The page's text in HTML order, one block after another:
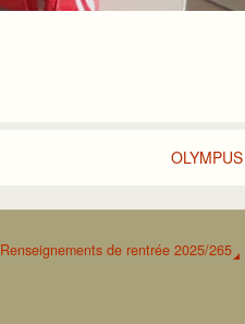
Renseignements de rentrée 2025/265